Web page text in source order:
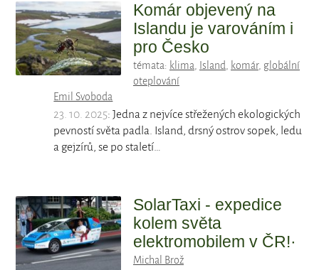
Komár objevený na
Islandu je varováním i
pro Česko
témata: klima, Island, komár, globální
oteplování
Emil Svoboda
23. 10. 2025: Jedna z nejvíce střežených ekologických
pevností světa padla. Island, drsný ostrov sopek, ledu
a gejzírů, se po staletí…
SolarTaxi - expedice
kolem světa
elektromobilem v ČR!·
Michal Brož